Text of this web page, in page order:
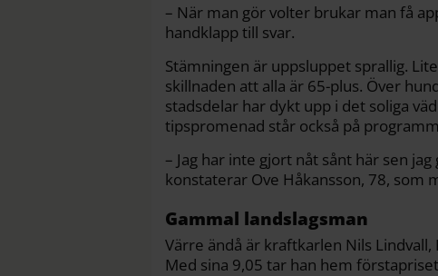
– När man gör volter brukar man få
handklapp till svar.
Stämningen är uppsluppet sprallig.
skillnaden att alla är 65-plus. Över
stadsdelar har dykt upp i det soliga
tipspromenad står också på
– Jag har inte gjort nåt sånt här sen
konstaterar Ove Håkansson, 78, som
Gammal landslagsman
Värre ändå är kraftkarlen Nils Lindvall,
Med sina 9,05 tar han hem